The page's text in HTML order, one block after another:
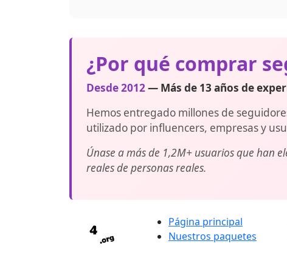
¿Por qué comprar
Desde 2012— Más de 13 años de
Hemos entregado millones de
utilizado por influencers, empresas y
Únase a más de 1,2M+ usuarios que han
reales de personas reales.
Página principal
Nuestros paquetes